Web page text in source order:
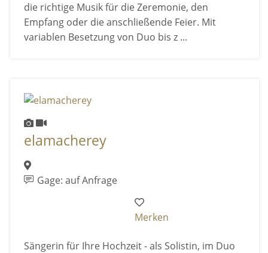
die richtige Musik für die Zeremonie, den
Empfang oder die anschließende Feier. Mit
variablen Besetzung von Duo bis z ...
elamacherey
Gage: auf Anfrage
Merken
Sängerin für Ihre Hochzeit - als Solistin, im Duo